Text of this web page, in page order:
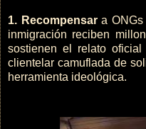
1. Recompensar a ONGs
inmigración reciben
sostienen el relato
clientelar camuflada de
herramienta ideológica.